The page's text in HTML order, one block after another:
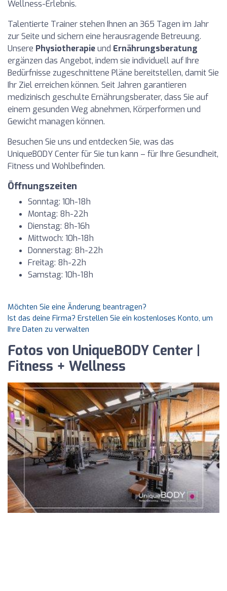
Wellness-Erlebnis.
Talentierte Trainer stehen Ihnen an 365 Tagen im Jahr
zur Seite und sichern eine herausragende Betreuung.
Unsere Physiotherapieund Ernährungsberatung
ergänzen das Angebot, indem sie individuell auf Ihre
Bedürfnisse zugeschnittene Pläne bereitstellen, damit Sie
Ihr Ziel erreichen können. Seit Jahren garantieren
medizinisch geschulte Ernährungsberater, dass Sie auf
einem gesunden Weg abnehmen, Körperformen und
Gewicht managen können.
Besuchen Sie uns und entdecken Sie, was das
UniqueBODY Center für Sie tun kann – für Ihre Gesundheit,
Fitness und Wohlbefinden.
Öffnungszeiten
Sonntag: 10h-18h
Montag: 8h-22h
Dienstag: 8h-16h
Mittwoch: 10h-18h
Donnerstag: 8h-22h
Freitag: 8h-22h
Samstag: 10h-18h
Möchten Sie eine Änderung beantragen?
Ist das deine Firma? Erstellen Sie ein kostenloses Konto, um
Ihre Daten zu verwalten
Fotos von UniqueBODY Center |
Fitness + Wellness